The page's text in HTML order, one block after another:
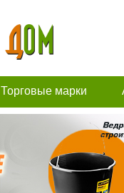
Торговые марки